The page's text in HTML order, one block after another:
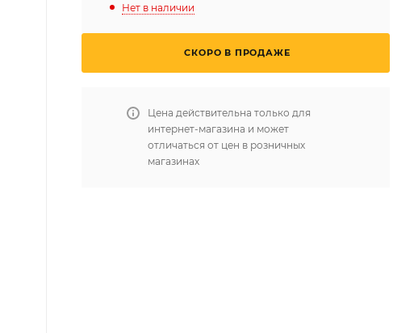
Нет в наличии
СКОРО В ПРОДАЖЕ
Цена действительна только для
интернет-магазина и может
отличаться от цен в розничных
магазинах